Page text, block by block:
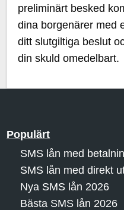
preliminärt besked
dina borgenärer med
ditt slutgiltiga beslut
din skuld omedelbart.
Populärt
SMS lån med
SMS lån med direkt
Nya SMS lån 2026
Bästa SMS lån 2026